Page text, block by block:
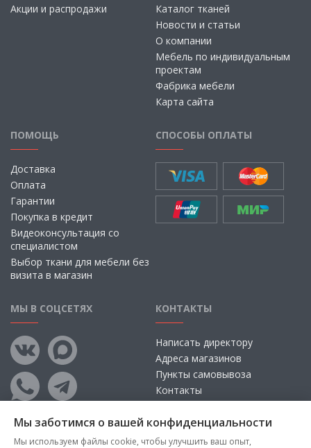
Акции и распродажи
Каталог тканей
Новости и статьи
О компании
Мебель по индивидуальным
проектам
Фабрика мебели
Карта сайта
ПОМОЩЬ
Доставка
Оплата
Гарантии
Покупка в кредит
Видеоконсультация со
специалистом
Выбор ткани для мебели без
визита в магазин
СПОСОБЫ ОПЛАТЫ
МЫ В СОЦСЕТЯХ КОНТАКТЫ
Написать директору
Адреса магазинов
Пункты самовывоза
Контакты
Мы заботимся о вашей конфиденциальности
Мы используем файлы cookie, чтобы улучшить ваш опыт,